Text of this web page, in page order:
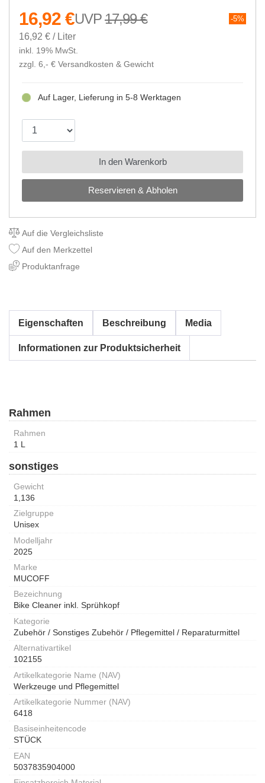
17,99 € 5%
16,92 €
16,92 € / Liter
inkl. 19% MwSt.
zzgl. 6,- € Versandkosten & Gewicht
Reservieren & Abholen
Auf Lager, Lieferung in 5-8 Werktagen
In den Warenkorb
Auf die Vergleichsliste
Auf den Merkzettel
Produktanfrage
Eigenschaften Beschreibung Media
Informationen zur Produktsicherheit
Rahmen
Rahmen
1 L
sonstiges
Gewicht
1,136
Zielgruppe
Unisex
Modelljahr
2025
Marke
MUCOFF
Bezeichnung
Bike Cleaner inkl. Sprühkopf
Kategorie
Zubehör / Sonstiges Zubehör / Pflegemittel / Reparaturmittel
Alternativartikel
102155
Artikelkategorie Name (NAV)
Werkzeuge und Pflegemittel
Artikelkategorie Nummer (NAV)
6418
Basiseinheitencode
STÜCK
EAN
5037835904000